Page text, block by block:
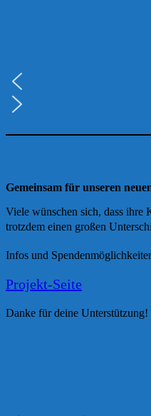
Gemeinsam für unseren
Viele wünschen sich, dass ihre
trotzdem einen großen
Infos und
Projekt-Seite
Danke für deine Unterstützung!